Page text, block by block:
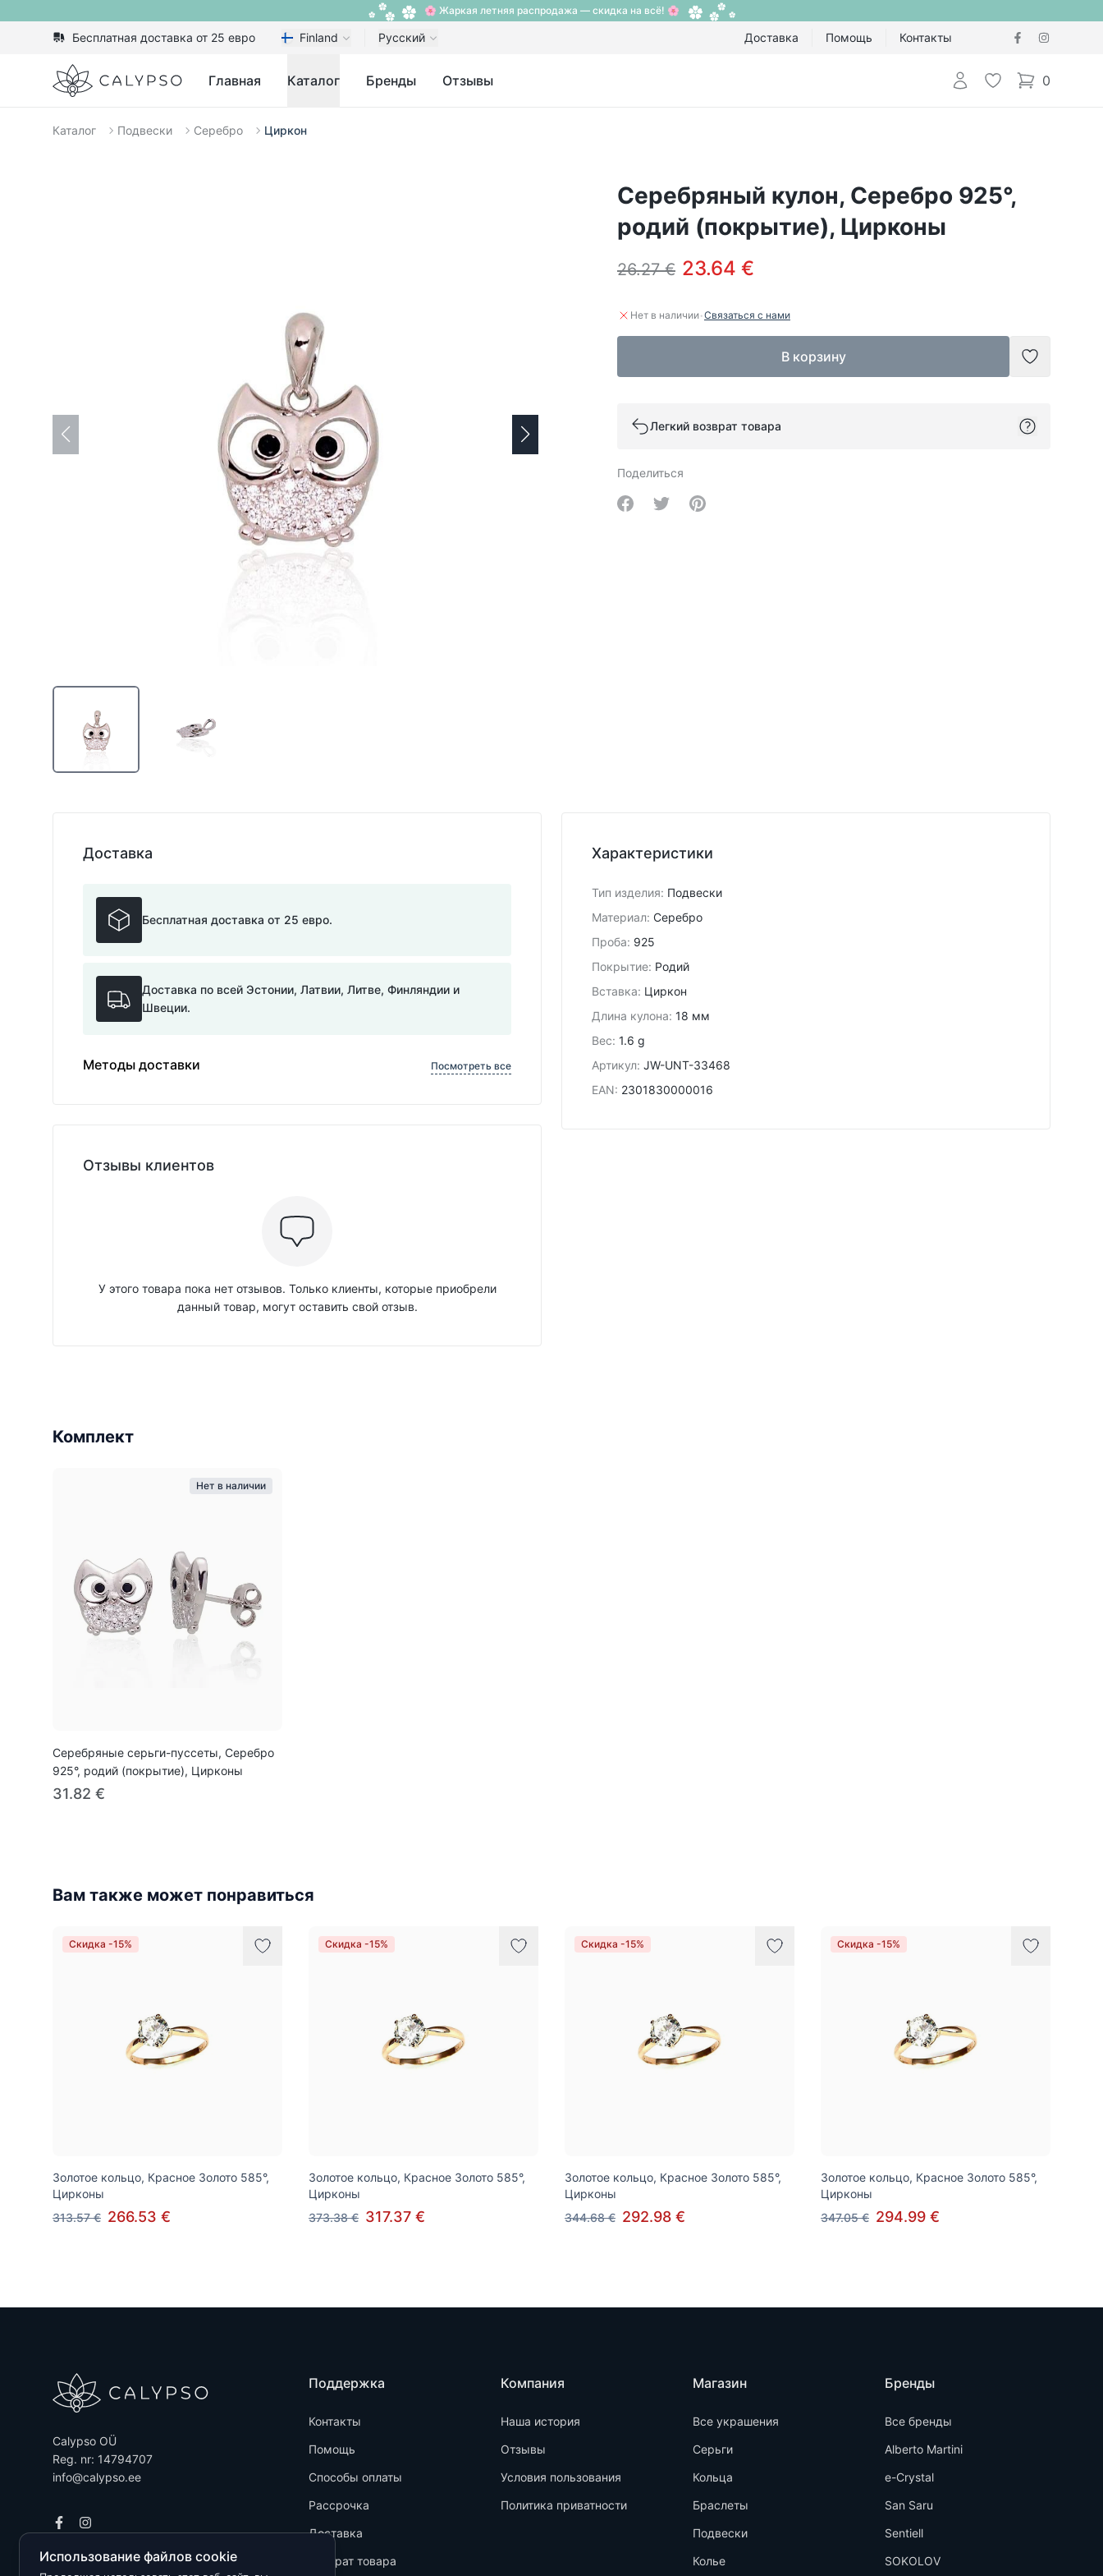
🌸 Жаркая летняя распродажа — скидка на всё! 🌸
Бесплатная доставка от 25 евро Finland Русский Доставка Помощь Контакты
Calypso Главная Каталог Бренды Отзывы Авторизоваться
Избранное
0
items in cart,
Каталог Подвески Серебро Циркон
Серебряный кулон, Серебро 925°,
родий (покрытие), Цирконы
26.27 € 23.64 €
Нет в наличии·Связаться с нами
В корзину
Добавить
Легкий возврат товара
Поделиться
Share on Facebook
Share on Twitter
Share on Pinterest
Характеристики
Тип изделия: Подвески
Материал: Серебро
Проба: 925
Покрытие: Родий
Вставка: Циркон
Длина кулона: 18 мм
Вес: 1.6 g
Артикул: JW-UNT-33468
EAN: 2301830000016
Доставка
Бесплатная доставка от 25 евро.
Доставка по всей Эстонии, Латвии, Литве, Финляндии и
Швеции.
Методы доставки Посмотреть все
Отзывы клиентов
У этого товара пока нет отзывов. Только клиенты, которые приобрели
данный товар, могут оставить свой отзыв.
Комплект
Нет в наличии
Серебряные серьги-пуссеты, Серебро
925°, родий (покрытие), Цирконы
31.82 €
Вам также может понравиться
Скидка -15%
Золотое кольцо, Красное Золото 585°,
Цирконы
313.57 € 266.53 €
Скидка -15%
Золотое кольцо, Красное Золото 585°,
Цирконы
373.38 € 317.37 €
Скидка -15%
Золотое кольцо, Красное Золото 585°,
Цирконы
344.68 € 292.98 €
Скидка -15%
Золотое кольцо, Красное Золото 585°,
Цирконы
347.05 € 294.99 €
Calypso OÜ
Reg. nr: 14794707
info@calypso.ee
Поддержка
Контакты
Помощь
Способы оплаты
Рассрочка
Доставка
Возврат товара
Компания
Наша история
Отзывы
Условия пользования
Политика приватности
Магазин
Все украшения
Серьги
Кольца
Браслеты
Подвески
Колье
Бренды
Все бренды
Alberto Martini
e-Crystal
San Saru
Sentiell
SOKOLOV
Использование файлов cookie